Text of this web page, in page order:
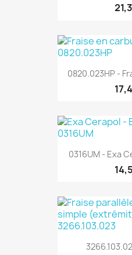
0820.023HP -
0316UM - Exa